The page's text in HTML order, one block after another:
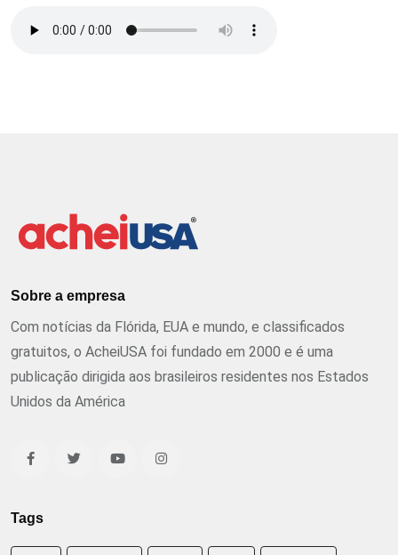
Sobre a empresa
Com notícias da Flórida, EUA e mundo, e classificados
gratuitos, o AcheiUSA foi fundado em 2000 e é uma
publicação dirigida aos brasileiros residentes nos Estados
Unidos da América
Tags